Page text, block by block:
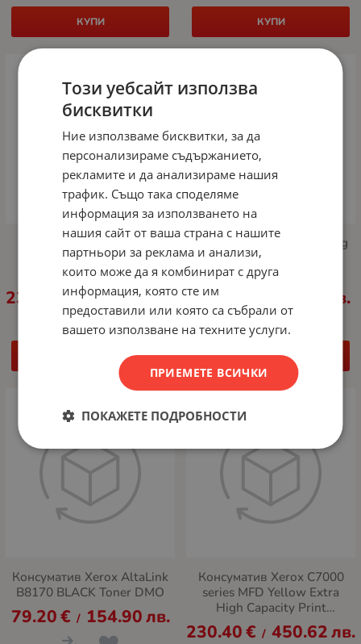
КУПИ КУПИ
Консуматив Xerox Black
extra high capacity toner
cartridge 20000 pages
B310/B305/B315
238.01 € / 465.51лв.
Консуматив Xerox Imaging
Kit 12 000 pages B230 /
B225 / B235
69.98 лв.
КУПИ
Консуматив Xerox AltaLink
B8170 BLACK Toner DMO
79.20€ / 154.90лв.
Консуматив Xerox C7000
series MFD Yellow Extra
High Capacity Print
Cartridge (16 500)
230.40€ / 450.62лв.
Този уебсайт използва
бисквитки
Ние използваме бисквитки, за да
персонализираме съдържанието,
рекламите и да анализираме нашия
трафик. Също така споделяме
информация за използването на
нашия сайт от ваша страна с нашите
партньори за реклама и анализи,
които може да я комбинират с друга
информация, която сте им
предоставили или която са събрали от
вашето използване на техните услуги.
ПРИЕМЕТЕ ВСИЧКИ
ПОКАЖЕТЕ ПОДРОБНОСТИ